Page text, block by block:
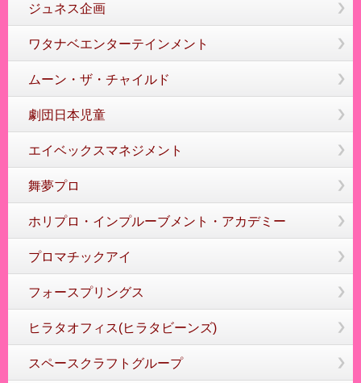
ジュネス企画
ワタナベエンターテインメント
ムーン・ザ・チャイルド
劇団日本児童
エイベックスマネジメント
舞夢プロ
ホリプロ・インプルーブメント・アカデミー
プロマチックアイ
フォースプリングス
ヒラタオフィス(ヒラタビーンズ)
スペースクラフトグループ